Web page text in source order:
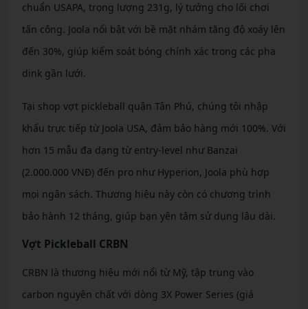
chuẩn USAPA, trọng lượng 231g, lý tưởng cho lối chơi
tấn công. Joola nổi bật với bề mặt nhám tăng độ xoáy lên
đến 30%, giúp kiểm soát bóng chính xác trong các pha
dink gần lưới.
Tại shop vợt pickleball quận Tân Phú, chúng tôi nhập
khẩu trực tiếp từ Joola USA, đảm bảo hàng mới 100%. Với
hơn 15 mẫu đa dạng từ entry-level như Banzai
(2.000.000 VNĐ) đến pro như Hyperion, Joola phù hợp
mọi ngân sách. Thương hiệu này còn có chương trình
bảo hành 12 tháng, giúp bạn yên tâm sử dụng lâu dài.
Vợt Pickleball CRBN
CRBN là thương hiệu mới nổi từ Mỹ, tập trung vào
carbon nguyên chất với dòng 3X Power Series (giá